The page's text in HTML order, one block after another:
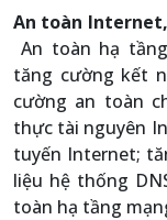
An toàn
An toàn hạ
tăng cường kết
cường an toàn
thực tài nguyên
tuyến Internet;
liệu hệ thống
toàn hạ tầng